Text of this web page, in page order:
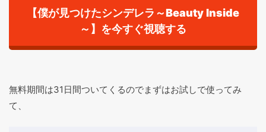
【僕が見つけたシンデレラ～Beauty Inside
～】を今すぐ視聴する
無料期間は31日間ついてくるのでまずはお試しで使ってみ
て、